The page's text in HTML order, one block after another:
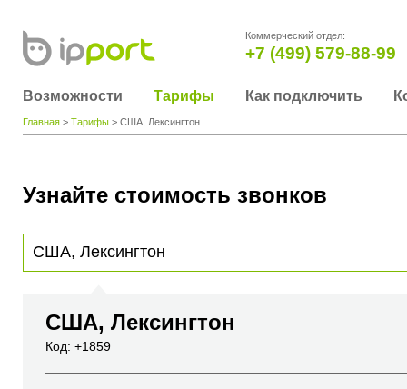
Коммерческий отдел:
+7 (499) 579-88-99
Возможности Тарифы Как подключить
Главная > Тарифы > США, Лексингтон
Узнайте стоимость звонков
США, Лексингтон
Код: +1859